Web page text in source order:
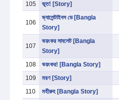
105
ভূত! [Story]
106
ভ্যালেন্টাইনস ডে [Bangla
Story]
107
ভয়ংকর সাবলেট [Bangla
Story]
108
ভয়ংকর! [Bangla Story]
109
মরণ [Story]
110
মহীরুহ [Bangla Story]